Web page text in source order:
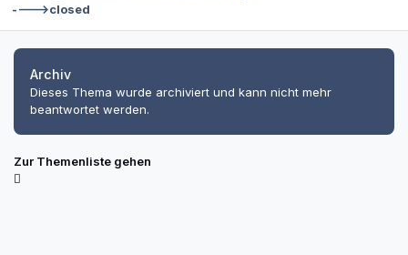
---->closed
Archiv
Dieses Thema wurde archiviert und kann nicht mehr
beantwortet werden.
Zur Themenliste gehen